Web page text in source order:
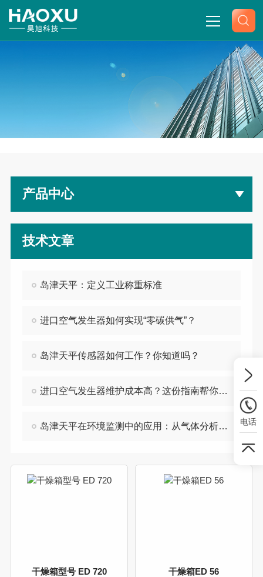
关于我们
产品中心
技术文章
岛津天平：定义工业称重标准
进口空气发生器如何实现“零碳供气”？
岛津天平传感器如何工作？你知道吗？
进口空气发生器维护成本高？这份指南帮你省钱
岛津天平在环境监测中的应用：从气体分析到水质监测
干燥箱型号 ED 720 干燥箱ED 56
电话